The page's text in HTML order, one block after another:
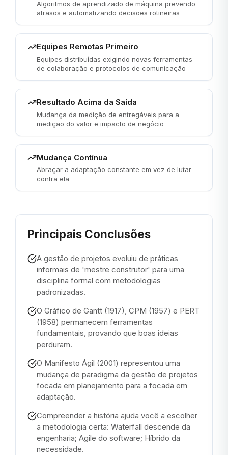
Algoritmos de aprendizado de máquina prevendo
atrasos e automatizando decisões rotineiras
Equipes Remotas Primeiro
Equipes distribuídas exigindo novas ferramentas
de colaboração e protocolos de comunicação
Resultado Acima da Saída
Mudança da medição de entregáveis para a
medição do valor e impacto de negócio
Mudança Contínua
Abraçar a adaptação constante em vez de lutar
contra ela
Principais Conclusões
A gestão de projetos evoluiu de práticas
informais de 'mestre construtor' para uma
disciplina formal com metodologias
padronizadas.
O Gráfico de Gantt (1917), CPM (1957) e PERT
(1958) permanecem ferramentas
fundamentais, provando que boas ideias
perduram.
O Manifesto Ágil (2001) representou uma
mudança de paradigma da gestão de projetos
focada em planejamento para a focada em
adaptação.
Compreender a história ajuda você a escolher
a metodologia certa: Waterfall descende da
engenharia; Agile do software; Híbrido da
necessidade.